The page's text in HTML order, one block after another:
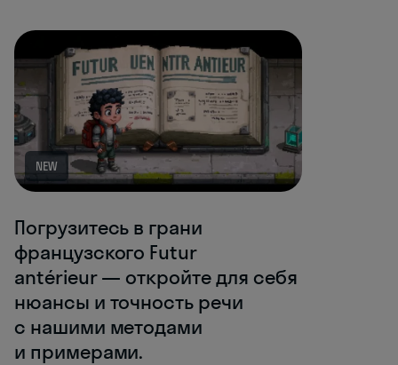
NEW
Погрузитесь в грани
французского Futur
antérieur — откройте для себя
нюансы и точность речи
с нашими методами
и примерами.